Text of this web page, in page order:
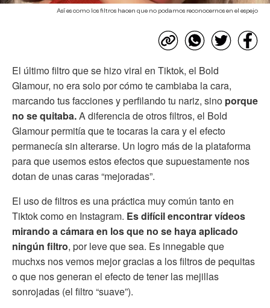
Así es como los filtros hacen que no podamos reconocernos en el espejo
El último filtro que se hizo viral en Tiktok, el Bold
Glamour, no era solo por cómo te cambiaba la cara,
marcando tus facciones y perfilando tu nariz, sino porque
no se quitaba.A diferencia de otros filtros, el Bold
Glamour permitía que te tocaras la cara y el efecto
permanecía sin alterarse. Un logro más de la plataforma
para que usemos estos efectos que supuestamente nos
dotan de unas caras “mejoradas”.
El uso de filtros es una práctica muy común tanto en
Tiktok como en Instagram. Es difícil encontrar vídeos
mirando a cámara en los que no se haya aplicado
ningún filtro, por leve que sea. Es innegable que
muchxs nos vemos mejor gracias a los filtros de pequitas
o que nos generan el efecto de tener las mejillas
sonrojadas (el filtro “suave”).